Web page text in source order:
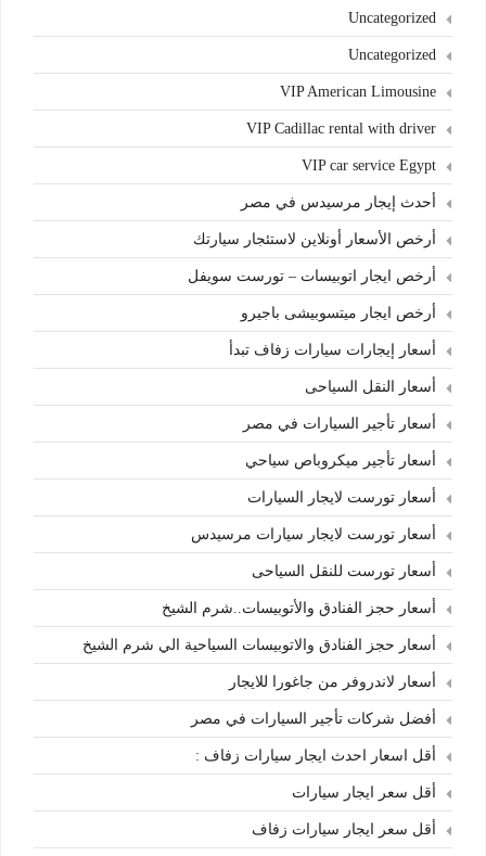
Uncategorized
Uncategorized
VIP American Limousine
VIP Cadillac rental with driver
VIP car service Egypt
أحدث إيجار مرسيدس في مصر
أرخص الأسعار أونلاين لاستئجار سيارتك
أرخص ايجار اتوبيسات – تورست سويفل
أرخص ايجار ميتسوبيشى باجيرو
أسعار إيجارات سيارات زفاف تبدأ
أسعار النقل السياحى
أسعار تأجير السيارات في مصر
أسعار تأجير ميكروباص سياحي
أسعار تورست لايجار السيارات
أسعار تورست لايجار سيارات مرسيدس
أسعار تورست للنقل السياحى
أسعار حجز الفنادق والأتوبيسات..شرم الشيخ
أسعار حجز الفنادق والاتوبيسات السياحية الي شرم الشيخ
أسعار لاندروفر من جاغورا للايجار
أفضل شركات تأجير السيارات في مصر
أقل اسعار احدث ايجار سيارات زفاف :
أقل سعر ايجار سيارات
أقل سعر ايجار سيارات زفاف